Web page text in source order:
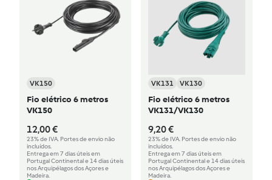
VK150
Fio elétrico 6 metros
VK150
12,00 €
23% de IVA. Portes de envio não
incluídos.
Entrega em 7 dias úteis em
Portugal Continental e 14 dias úteis
nos Arquipélagos dos Açores e
Madeira.
VK131 VK130
Fio elétrico 6 metros
VK131/VK130
9,20 €
23% de IVA. Portes de envio não
incluídos.
Entrega em 7 dias úteis em
Portugal Continental e 14 dias úteis
nos Arquipélagos dos Açores e
Madeira.